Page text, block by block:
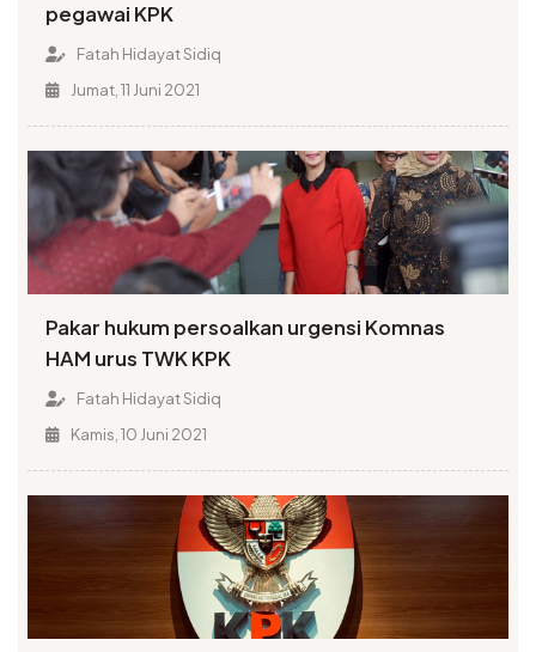
pegawai KPK
Fatah Hidayat Sidiq
Jumat, 11 Juni 2021
Pakar hukum persoalkan urgensi Komnas
HAM urus TWK KPK
Fatah Hidayat Sidiq
Kamis, 10 Juni 2021